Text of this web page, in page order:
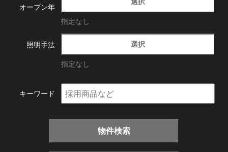
オープン年
指定なし
照明手法 選択
指定なし
キーワード
物件検索